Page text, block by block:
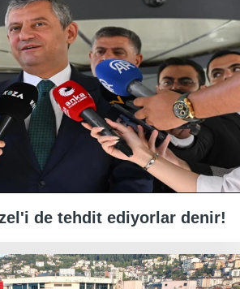
de tehdit ediyorlar denir!